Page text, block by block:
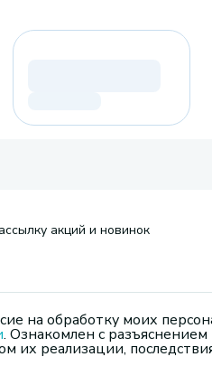
акций и новинок
на обработку моих
. Ознакомлен с
их реализации,